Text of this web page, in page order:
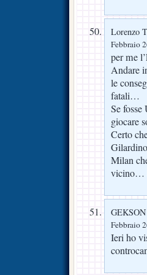
Lorenzo
Febbraio
per me
Andare
le
fatali…
Se fosse
giocare
Certo
Milan
vicino…
GEKSON
Febbraio
Ieri ho